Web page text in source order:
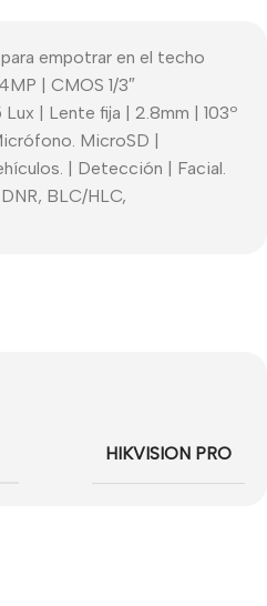
empotrar en el techo
| CMOS 1/3″
| Lente fija | 2.8mm | 103º
MicroSD |
| Detección | Facial.
BLC/HLC,
HIKVISION PRO